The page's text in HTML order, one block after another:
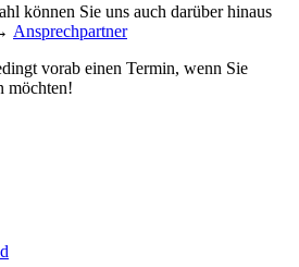
können Sie uns auch darüber hinaus
Ansprechpartner
vorab einen Termin, wenn Sie
möchten!